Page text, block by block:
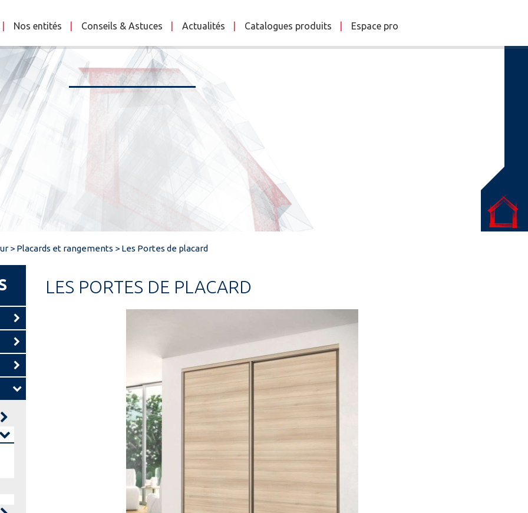
Nos entités Conseils & Astuces Actualités Catalogues produits Espace pro
> Placards et rangements > Les Portes de placard
LES PORTES DE PLACARD